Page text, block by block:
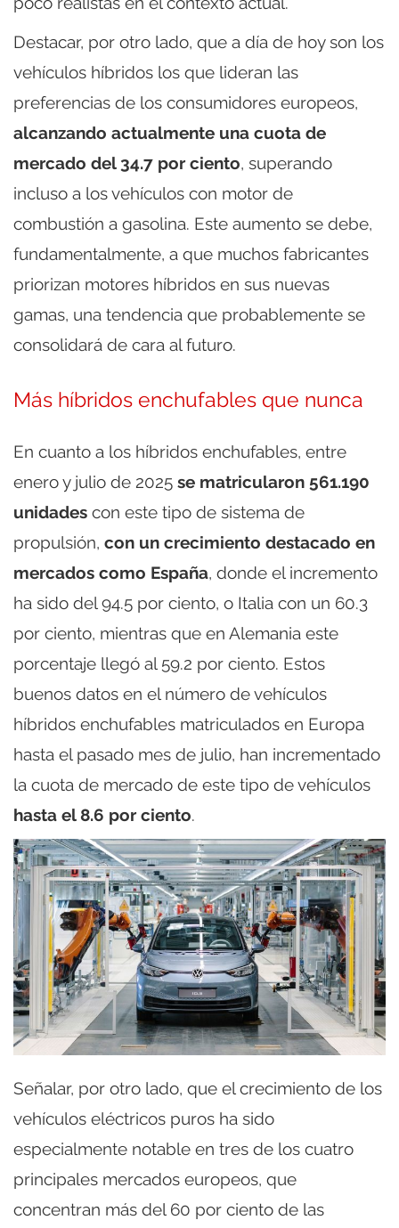
Destacar, por otro lado, que a día de hoy son los
vehículos híbridos los que lideran las
preferencias de los consumidores europeos,
alcanzando actualmente una cuota de
mercado del 34.7 por ciento, superando
incluso a los vehículos con motor de
combustión a gasolina. Este aumento se debe,
fundamentalmente, a que muchos fabricantes
priorizan motores híbridos en sus nuevas
gamas, una tendencia que probablemente se
consolidará de cara al futuro.
Más híbridos enchufables que nunca
En cuanto a los híbridos enchufables, entre
enero y julio de 2025 se matricularon 561.190
unidades con este tipo de sistema de
propulsión, con un crecimiento destacado en
mercados como España, donde el incremento
ha sido del 94.5 por ciento, o Italia con un 60.3
por ciento, mientras que en Alemania este
porcentaje llegó al 59.2 por ciento. Estos
buenos datos en el número de vehículos
híbridos enchufables matriculados en Europa
hasta el pasado mes de julio, han incrementado
la cuota de mercado de este tipo de vehículos
hasta el 8.6 por ciento.
Señalar, por otro lado, que el crecimiento de los
vehículos eléctricos puros ha sido
especialmente notable en tres de los cuatro
principales mercados europeos, que
concentran más del 60 por ciento de las